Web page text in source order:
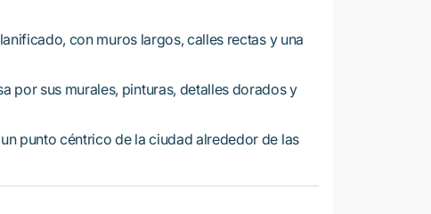
con muros largos, calles rectas y una
por sus murales, pinturas, detalles dorados y
punto céntrico de la ciudad alrededor de las